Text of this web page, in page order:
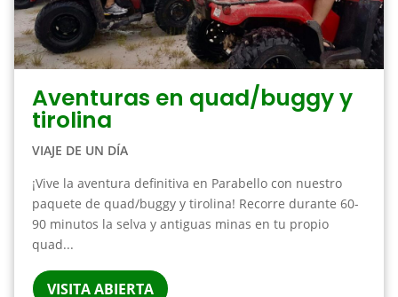
Aventuras en quad/buggy y
tirolina
VIAJE DE UN DÍA
¡Vive la aventura definitiva en Parabello con nuestro
paquete de quad/buggy y tirolina! Recorre durante 60-
90 minutos la selva y antiguas minas en tu propio
quad...
VISITA ABIERTA